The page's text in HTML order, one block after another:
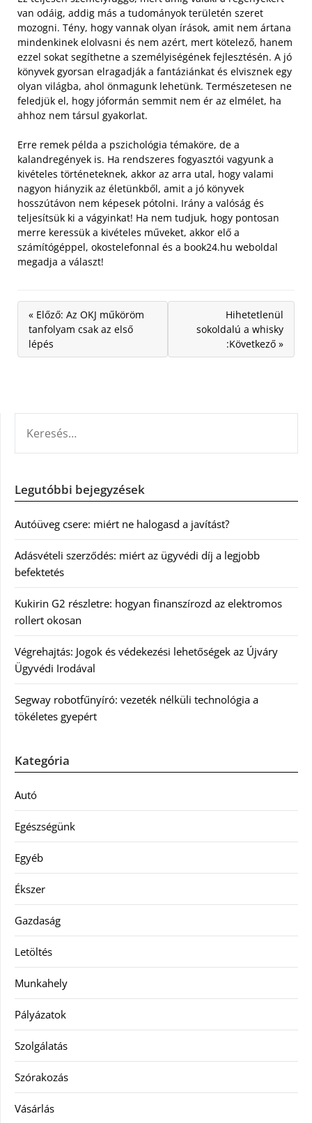
van odáig, addig más a tudományok területén szeret
mozogni. Tény, hogy vannak olyan írások, amit nem ártana
mindenkinek elolvasni és nem azért, mert kötelező, hanem
ezzel sokat segíthetne a személyiségének fejlesztésén. A jó
könyvek gyorsan elragadják a fantáziánkat és elvisznek egy
olyan világba, ahol önmagunk lehetünk. Természetesen ne
feledjük el, hogy jóformán semmit nem ér az elmélet, ha
ahhoz nem társul gyakorlat.
Erre remek példa a pszichológia témaköre, de a
kalandregények is. Ha rendszeres fogyasztói vagyunk a
kivételes történeteknek, akkor az arra utal, hogy valami
nagyon hiányzik az életünkből, amit a jó könyvek
hosszútávon nem képesek pótolni. Irány a valóság és
teljesítsük ki a vágyinkat! Ha nem tudjuk, hogy pontosan
merre keressük a kivételes műveket, akkor elő a
számítógéppel, okostelefonnal és a book24.hu weboldal
megadja a választ!
« Előző: Az OKJ műköröm
tanfolyam csak az első
lépés
Hihetetlenül
sokoldalú a whisky
:Következő »
Legutóbbi bejegyzések
Autóüveg csere: miért ne halogasd a javítást?
Adásvételi szerződés: miért az ügyvédi díj a legjobb
befektetés
Kukirin G2 részletre: hogyan finanszírozd az elektromos
rollert okosan
Végrehajtás: Jogok és védekezési lehetőségek az Újváry
Ügyvédi Irodával
Segway robotfűnyíró: vezeték nélküli technológia a
tökéletes gyepért
Kategória
Autó
Egészségünk
Egyéb
Ékszer
Gazdaság
Letöltés
Munkahely
Pályázatok
Szolgálatás
Szórakozás
Vásárlás